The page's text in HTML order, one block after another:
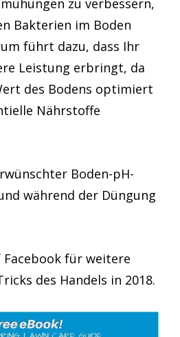
zu verbessern,
Bakterien im Boden
führt dazu, dass Ihr
Leistung erbringt, da
des Bodens optimiert
Nährstoffe
Boden-pH-
während der Düngung
Facebook für weitere
des Handels in 2018.